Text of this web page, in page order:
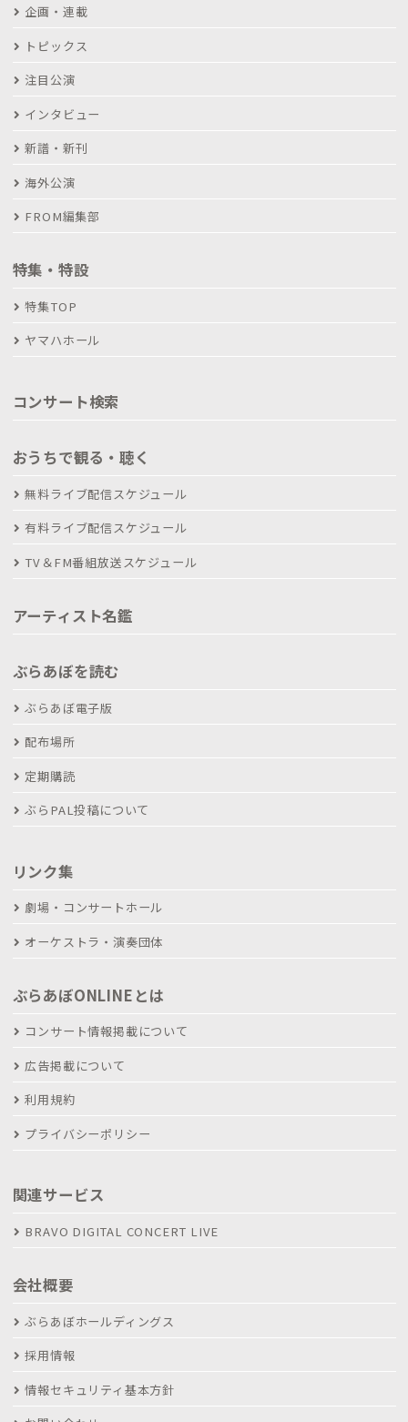
企画・連載
トピックス
注目公演
インタビュー
新譜・新刊
海外公演
FROM編集部
特集・特設
特集TOP
ヤマハホール
コンサート検索
おうちで観る・聴く
無料ライブ配信スケジュール
有料ライブ配信スケジュール
TV＆FM番組放送スケジュール
アーティスト名鑑
ぶらあぼを読む
ぶらあぼ電子版
配布場所
定期購読
ぶらPAL投稿について
リンク集
劇場・コンサートホール
オーケストラ・演奏団体
ぶらあぼONLINEとは
コンサート情報掲載について
広告掲載について
利用規約
プライバシーポリシー
関連サービス
BRAVO DIGITAL CONCERT LIVE
会社概要
ぶらあぼホールディングス
採用情報
情報セキュリティ基本方針